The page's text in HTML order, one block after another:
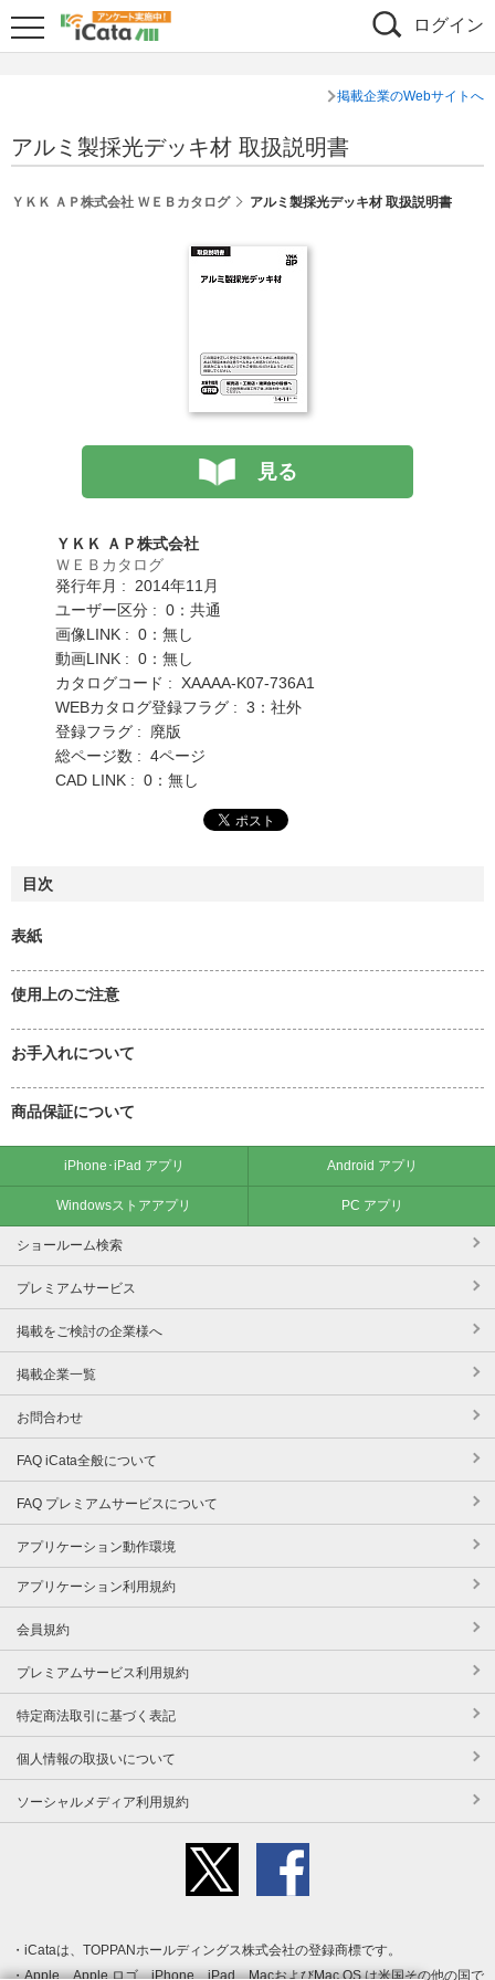
ログイン
掲載企業のWebサイトへ
アルミ製採光デッキ材 取扱説明書
ＹＫＫ ＡＰ株式会社 ＷＥＢカタログ アルミ製採光デッキ材 取扱説明書
見る
ＹＫＫ ＡＰ株式会社
ＷＥＢカタログ
発行年月 : 2014年11月
ユーザー区分 : 0：共通
画像LINK : 0：無し
動画LINK : 0：無し
カタログコード : XAAAA-K07-736A1
WEBカタログ登録フラグ : 3：社外
登録フラグ : 廃版
総ページ数 : 4ページ
CAD LINK : 0：無し
目次
表紙
使用上のご注意
お手入れについて
商品保証について
iPhone･iPad アプリ Android アプリ
Windowsストアアプリ PC アプリ
ショールーム検索
プレミアムサービス
掲載をご検討の企業様へ
掲載企業一覧
お問合わせ
FAQ iCata全般について
FAQ プレミアムサービスについて
アプリケーション動作環境
アプリケーション利用規約
会員規約
プレミアムサービス利用規約
特定商法取引に基づく表記
個人情報の取扱いについて
ソーシャルメディア利用規約
iCataは、TOPPANホールディングス株式会社の登録商標です。
Apple、Apple ロゴ、iPhone、iPad、MacおよびMac OS は米国その他の国で